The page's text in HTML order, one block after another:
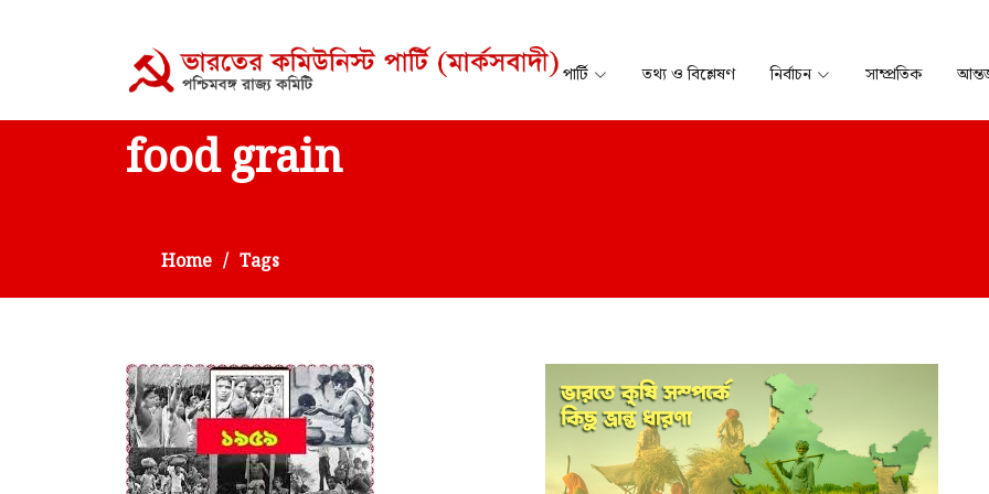
পার্টি তথ্য ও বিশ্লেষণ নির্বাচন সাম্প্রতিক
food grain
Home Tags